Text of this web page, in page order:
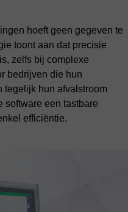
hoeft geen gegeven te
toont aan dat precisie
zelfs bij complexe
bedrijven die hun
tegelijk hun afvalstroom
software een tastbare
efficiëntie.